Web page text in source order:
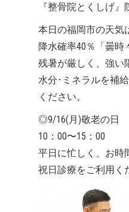
『整骨院とくしげ』
本日の福岡市の天気
降水確率40％「曇時
残暑が厳しく、強い
水分･ミネラルを補
ください。
◎9/16(月)敬老の日
10：00〜15：00
平日に忙しく、お時
祝日診療をご利用く